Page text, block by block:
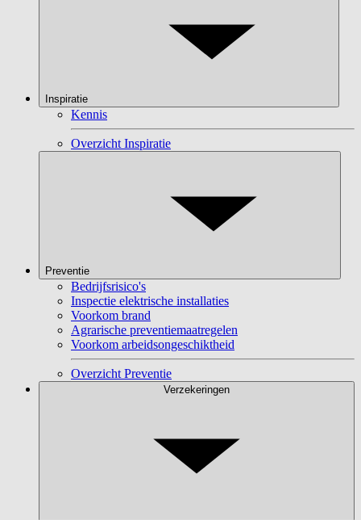
Inspiratie
Kennis
Overzicht Inspiratie
Preventie
Bedrijfsrisico's
Inspectie elektrische installaties
Voorkom brand
Agrarische preventiemaatregelen
Voorkom arbeidsongeschiktheid
Overzicht Preventie
Verzekeringen